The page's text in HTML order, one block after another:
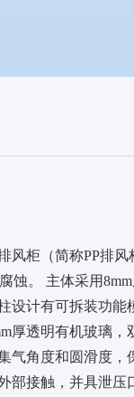
柜（简称PP排风
。 主体采用
设计有可拆装功
厚透明有机玻璃
角度和圆滑度，
部接触，并具泄压